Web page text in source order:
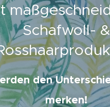
Schafwoll- &
den
merken!